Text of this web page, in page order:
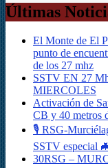
Últimas
El Monte de El
punto de
de los 27 mhz
SSTV EN 27
MIERCOLES
Activación de
CB y 40 metros
🎙️ RSG-
SSTV especial
30RSG –